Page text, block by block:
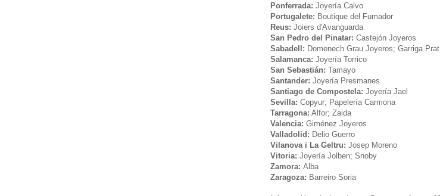
Ponferrada: Joyería Calvo
Portugalete: Boutique del Fumador
Reus: Joiers d'Avanguarda
San Pedro del Pinatar: Castejón Joyeros
Sabadell: Domenech Grau Joyeros; Garriga Prat
Salamanca: Joyería Torrico
San Sebastián: Tamayo
Santander: Joyería Presmanes
Santiago de Compostela: Joyería Jael
Sevilla: Copyur; Papelería Carmona
Tarragona: Alfor; Zaida
Valencia: Giménez Joyeros
Valladolid: Delio Guerro
Vilanova i La Geltru: Josep Moreno
Vitoria: Joyería Jolben; Snoby
Zamora: Alba
Zaragoza: Barreiro Soria